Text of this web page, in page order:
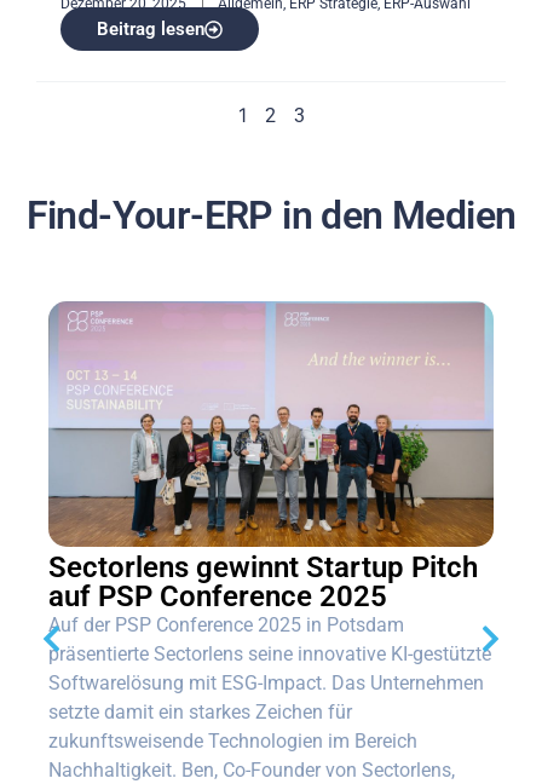
Dezember 20, 2025
Allgemein, ERP Strategie, ERP-Auswahl
Beitrag lesen
1 2 3
Find-Your-ERP in den Medien
Sectorlens gewinnt Startup Pitch
auf PSP Conference 2025
Auf der PSP Conference 2025 in Potsdam
präsentierte Sectorlens seine innovative KI-gestützte
Softwarelösung mit ESG-Impact. Das Unternehmen
setzte damit ein starkes Zeichen für
zukunftsweisende Technologien im Bereich
Nachhaltigkeit. Ben, Co-Founder von Sectorlens,